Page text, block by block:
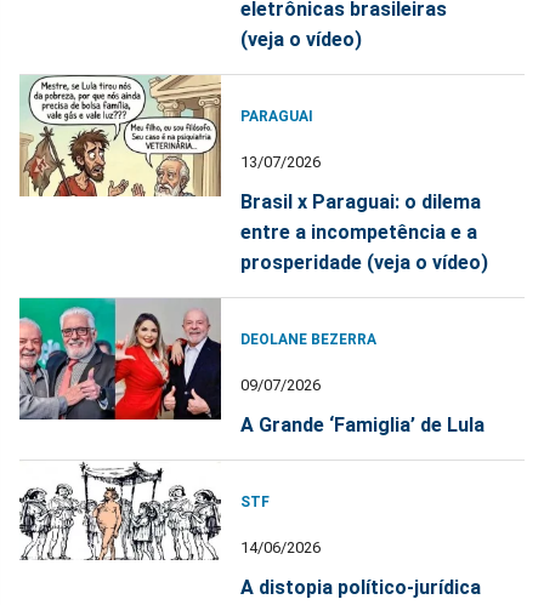
eletrônicas brasileiras
(veja o vídeo)
PARAGUAI
13/07/2026
Brasil x Paraguai: o dilema
entre a incompetência e a
prosperidade (veja o vídeo)
DEOLANE BEZERRA
09/07/2026
A Grande ‘Famiglia’ de Lula
STF
14/06/2026
A distopia político-jurídica